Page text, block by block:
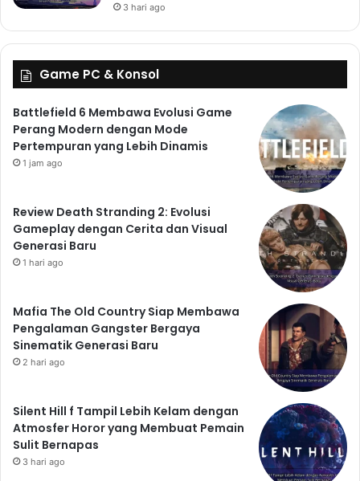
3 hari ago
Game PC & Konsol
Battlefield 6 Membawa Evolusi Game
Perang Modern dengan Mode
Pertempuran yang Lebih Dinamis
1 jam ago
Review Death Stranding 2: Evolusi
Gameplay dengan Cerita dan Visual
Generasi Baru
1 hari ago
Mafia The Old Country Siap Membawa
Pengalaman Gangster Bergaya
Sinematik Generasi Baru
2 hari ago
Silent Hill f Tampil Lebih Kelam dengan
Atmosfer Horor yang Membuat Pemain
Sulit Bernapas
3 hari ago